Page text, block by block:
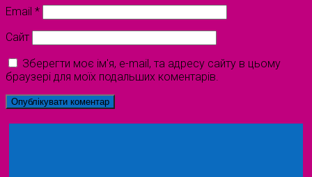
Email *
Сайт
Зберегти моє ім'я, e-mail, та адресу сайту в цьому
браузері для моїх подальших коментарів.